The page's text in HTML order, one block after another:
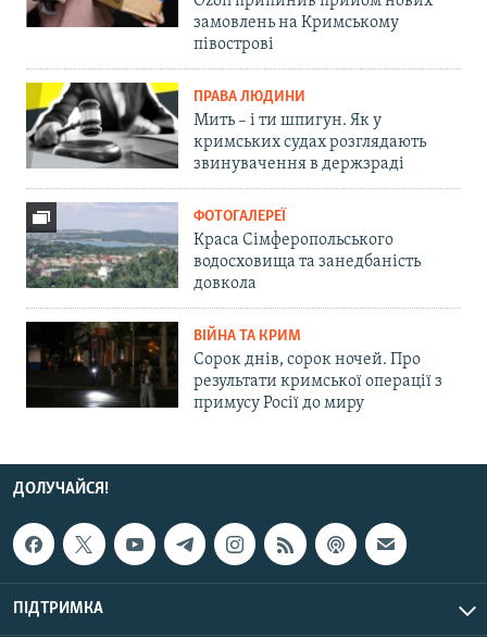
замовлень на Кримському
півострові
ПРАВА ЛЮДИНИ
Мить – і ти шпигун. Як у
кримських судах розглядають
звинувачення в держзраді
ФОТОГАЛЕРЕЇ
Краса Сімферопольського
водосховища та занедбаність
довкола
ВІЙНА ТА КРИМ
Сорок днів, сорок ночей. Про
результати кримської операції з
примусу Росії до миру
ДОЛУЧАЙСЯ!
ПІДТРИМКА